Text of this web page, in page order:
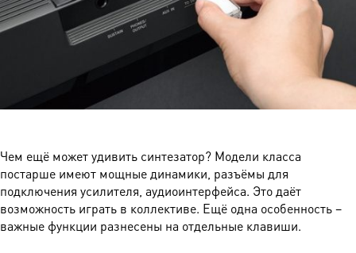
Чем ещё может удивить синтезатор? Модели класса
постарше имеют мощные динамики, разъёмы для
подключения усилителя, аудиоинтерфейса. Это даёт
возможность играть в коллективе. Ещё одна особенность –
важные функции разнесены на отдельные клавиши.